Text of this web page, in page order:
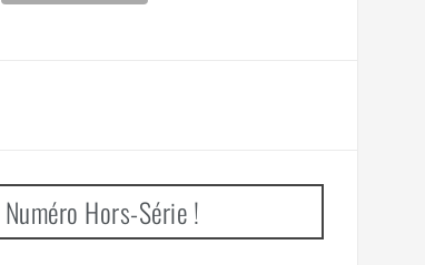
Numéro Hors-Série !